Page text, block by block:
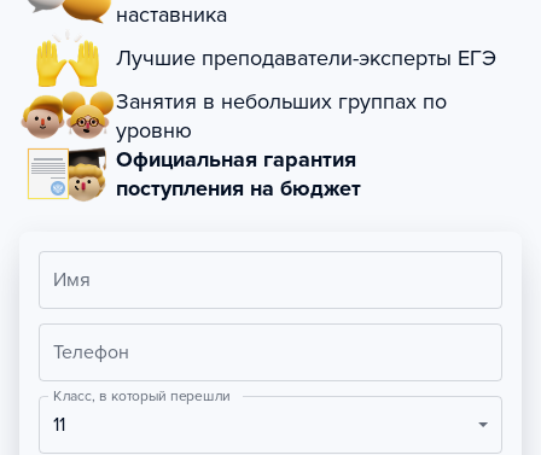
наставника
Лучшие преподаватели-эксперты ЕГЭ
Занятия в небольших группах по
уровню
Официальная гарантия
поступления на бюджет
Имя
Телефон
Класс, в который перешли
11